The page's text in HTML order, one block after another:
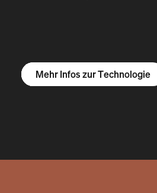
Mehr Infos zum R1S
Mehr Infos zum R1T
Mehr Infos zu Vans
Mehr Infos zur Technologie